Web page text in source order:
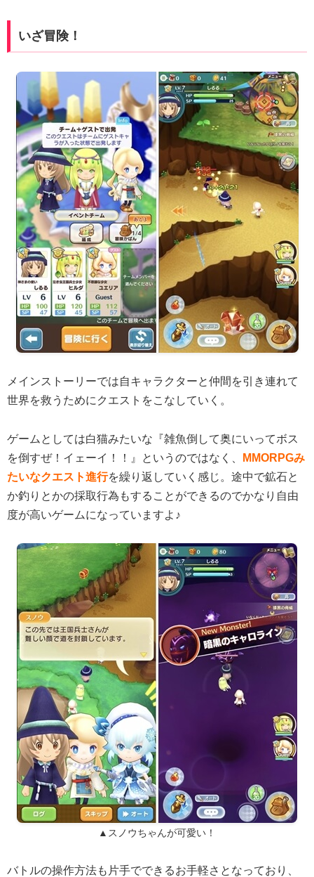
いざ冒険！
メインストーリーでは自キャラクターと仲間を引き連れて
世界を救うためにクエストをこなしていく。
ゲームとしては白猫みたいな『雑魚倒して奥にいってボス
を倒すぜ！イェーイ！！』というのではなく、
MMORPGみ
たいなクエスト進行を繰り返していく感じ。途中で鉱石と
か釣りとかの採取行為もすることができるのでかなり自由
度が高いゲームになっていますよ♪
▲スノウちゃんが可愛い！
バトルの操作方法も片手でできるお手軽さとなっており、